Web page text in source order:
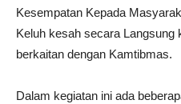
Kesempatan Kepada
Keluh kesah secara Langsung
berkaitan dengan Kamtibmas.
Dalam kegiatan ini ada